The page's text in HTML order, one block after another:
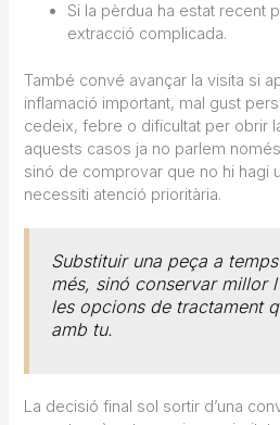
Si la pèrdua ha estat recent
extracció complicada.
També convé avançar la visita si
inflamació important, mal gust
cedeix, febre o dificultat per obrir
aquests casos ja no parlem
sinó de comprovar que no hi hagi
necessiti atenció prioritària.
Substituir una peça a
més, sinó conservar millor
les opcions de tractament
amb tu.
La decisió final sol sortir d’una